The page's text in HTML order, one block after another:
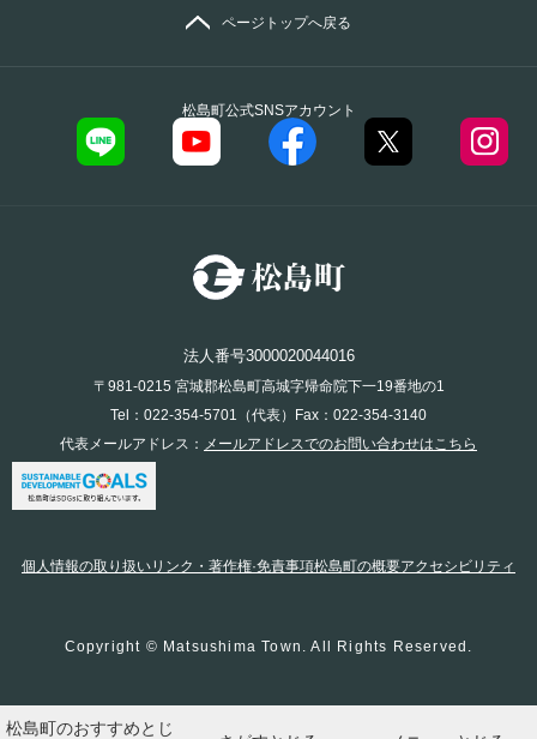
松島町のおすすめとじ
松島町公式SNSアカウント
ページトップへ戻る
法人番号3000020044016
〒981-0215 宮城郡松島町高城字帰命院下一19番地の1
Tel：022-354-5701（代表）Fax：022-354-3140
代表メールアドレス： メールアドレスでのお問い合わせはこちら
個人情報の取り扱いリンク・著作権·免責事項松島町の概要アクセシビリティ
Copyright © Matsushima Town. All Rights Reserved.